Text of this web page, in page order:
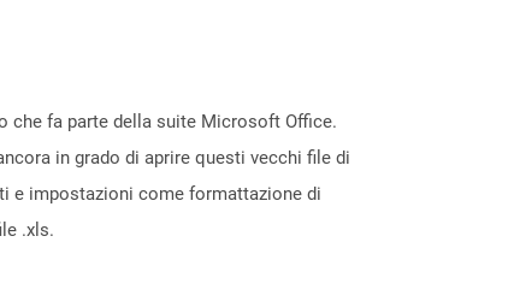
che fa parte della suite Microsoft Office.
in grado di aprire questi vecchi file di
e impostazioni come formattazione di
.xls.